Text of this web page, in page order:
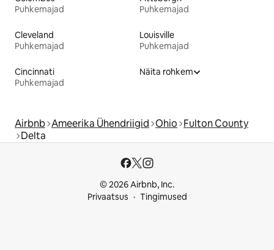
Puhkemajad
Puhkemajad
Cleveland
Puhkemajad
Louisville
Puhkemajad
Cincinnati
Puhkemajad
Näita rohkem
Airbnb Ameerika Ühendriigid Ohio Fulton County
Delta
© 2026 Airbnb, Inc.
Privaatsus
Tingimused